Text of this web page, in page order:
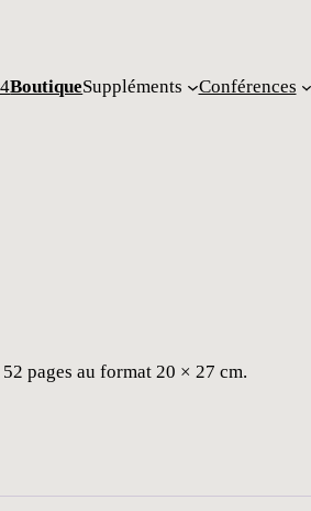
BoutiqueSuppléments Conférences
pages au format 20 × 27 cm.